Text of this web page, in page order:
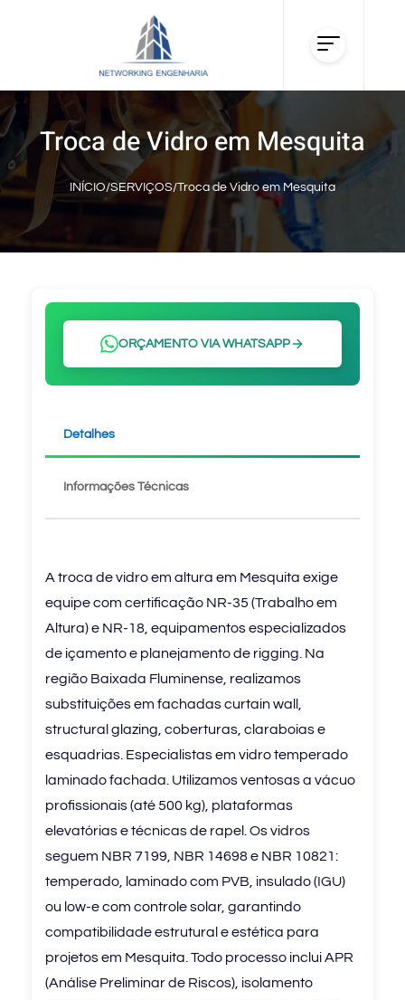
Troca de Vidro em Mesquita
INÍCIO/SERVIÇOS/Troca de Vidro em Mesquita
ORÇAMENTO VIA WHATSAPP
Detalhes
Informações Técnicas
A troca de vidro em altura em Mesquita exige
equipe com certificação NR-35 (Trabalho em
Altura) e NR-18, equipamentos especializados
de içamento e planejamento de rigging. Na
região Baixada Fluminense, realizamos
substituições em fachadas curtain wall,
structural glazing, coberturas, claraboias e
esquadrias. Especialistas em vidro temperado
laminado fachada. Utilizamos ventosas a vácuo
profissionais (até 500 kg), plataformas
elevatórias e técnicas de rapel. Os vidros
seguem NBR 7199, NBR 14698 e NBR 10821:
temperado, laminado com PVB, insulado (IGU)
ou low-e com controle solar, garantindo
compatibilidade estrutural e estética para
projetos em Mesquita. Todo processo inclui APR
(Análise Preliminar de Riscos), isolamento